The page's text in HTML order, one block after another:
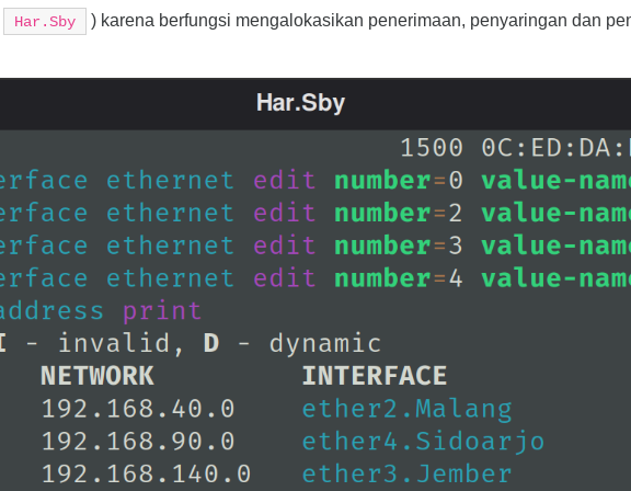
Har.Sby
) karena berfungsi mengalokasikan penerimaan, penyaringan dan